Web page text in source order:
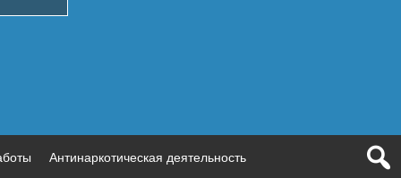
Антинаркотическая деятельность